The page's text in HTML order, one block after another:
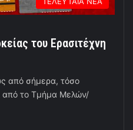
του Ερασιτέχνη
από σήμερα, τόσο
από το Τμήμα Μελών/